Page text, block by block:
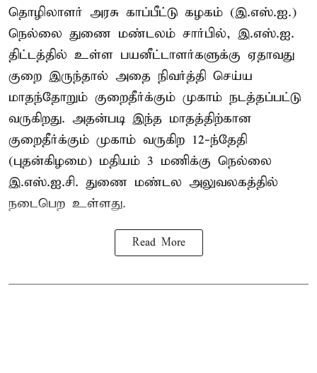
தொழிலாளர் அரசு காப்பீட்டு கழகம் (இ.எஸ்.ஐ.)
நெல்லை துணை மண்டலம் சார்பில், இ.எஸ்.ஐ.
திட்டத்தில் உள்ள பயனீட்டாளர்களுக்கு ஏதாவது
குறை இருந்தால் அதை நிவர்த்தி செய்ய
மாதந்தோறும் குறைதீர்க்கும் முகாம் நடத்தப்பட்டு
வருகிறது. அதன்படி இந்த மாதத்திற்கான
குறைதீர்க்கும் முகாம் வருகிற 12-ந்தேதி
(புதன்கிழமை) மதியம் 3 மணிக்கு நெல்லை
இ.எஸ்.ஐ.சி. துணை மண்டல அலுவலகத்தில்
நடைபெற உள்ளது.
Read More